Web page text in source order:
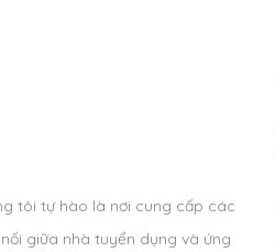
tôi tự hào là nơi cung cấp các
giữa nhà tuyển dụng và ứng